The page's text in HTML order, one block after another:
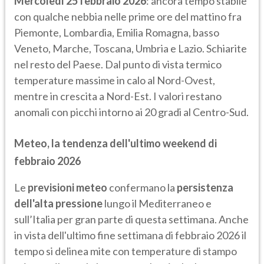
con qualche nebbia nelle prime ore del mattino fra
Piemonte, Lombardia, Emilia Romagna, basso
Veneto, Marche, Toscana, Umbria e Lazio. Schiarite
nel resto del Paese. Dal punto di vista termico
temperature massime in calo al Nord-Ovest,
mentre in crescita a Nord-Est. I valori restano
anomali con picchi intorno ai 20 gradi al Centro-Sud.
Meteo, la tendenza dell'ultimo weekend di
febbraio 2026
Le previsioni meteo confermano la persistenza
dell'alta pressionelungo il Mediterraneo e
sull’Italia per gran parte di questa settimana. Anche
in vista dell'ultimo fine settimana di febbraio 2026 il
tempo si delinea mite con temperature di stampo